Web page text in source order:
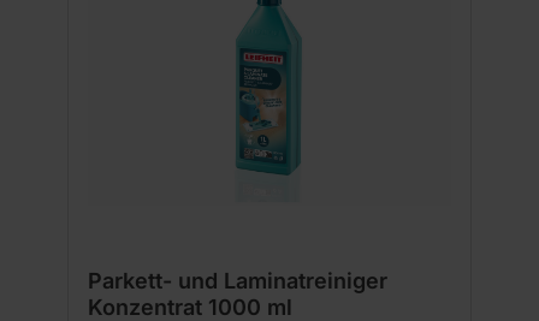
Parkett- und Laminatreiniger
Konzentrat 1000 ml